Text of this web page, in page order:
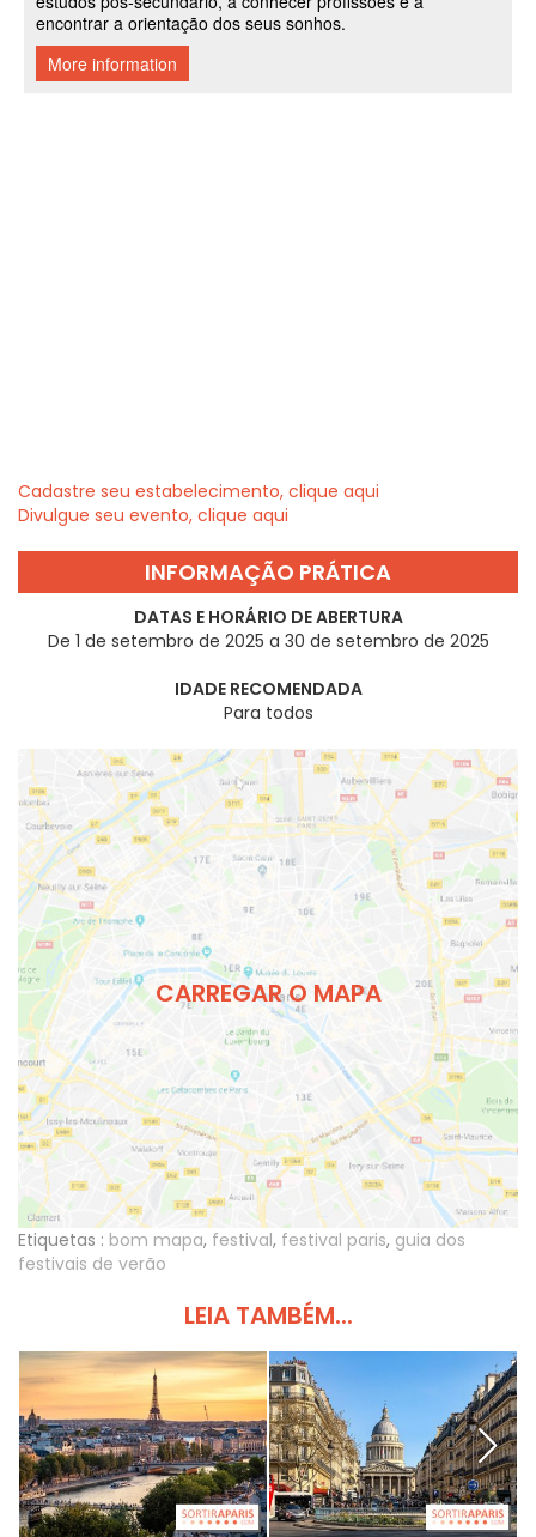
Cadastre seu estabelecimento, clique aqui
Divulgue seu evento, clique aqui
INFORMAÇÃO PRÁTICA
DATAS E HORÁRIO DE ABERTURA
De 1 de setembro de 2025 a 30 de setembro de 2025
IDADE RECOMENDADA
Para todos
CARREGAR O MAPA
Etiquetas : bom mapa, festival, festival paris, guia dos
festivais de verão
LEIA TAMBÉM...